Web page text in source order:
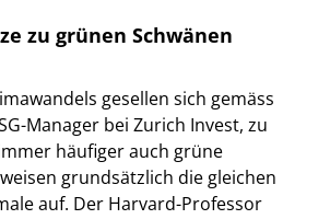
zu grünen Schwänen
gesellen sich gemäss
Manager bei Zurich Invest, zu
häufiger auch grüne
grundsätzlich die gleichen
auf. Der Harvard-Professor